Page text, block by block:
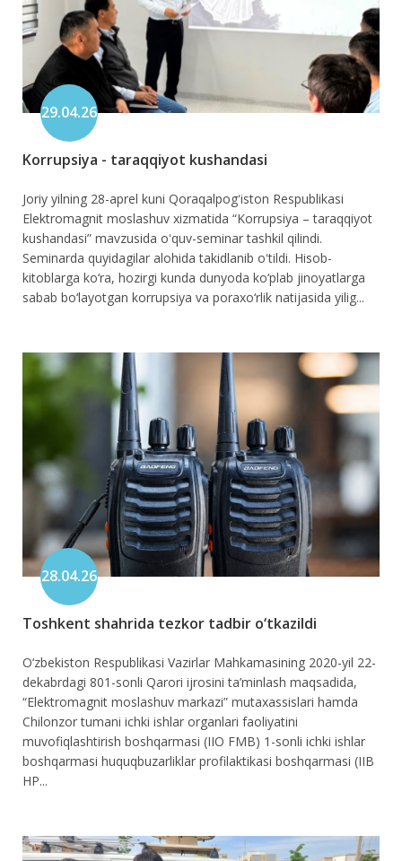
29.04.26
Korrupsiya - taraqqiyot kushandasi
Joriy yilning 28-aprel kuni Qoraqalpogʻiston Respublikasi
Elektromagnit moslashuv xizmatida “Korrupsiya – taraqqiyot
kushandasi” mavzusida oʻquv-seminar tashkil qilindi.
Seminarda quyidagilar alohida takidlanib oʻtildi. Hisob-
kitoblarga ko‘ra, hozirgi kunda dunyoda ko‘plab jinoyatlarga
sabab bo‘layotgan korrupsiya va poraxo‘rlik natijasida yilig...
28.04.26
Toshkent shahrida tezkor tadbir o‘tkazildi
O‘zbekiston Respublikasi Vazirlar Mahkamasining 2020-yil 22-
dekabrdagi 801-sonli Qarori ijrosini ta’minlash maqsadida,
“Elektromagnit moslashuv markazi” mutaxassislari hamda
Chilonzor tumani ichki ishlar organlari faoliyatini
muvofiqlashtirish boshqarmasi (IIO FMB) 1-sonli ichki ishlar
boshqarmasi huquqbuzarliklar profilaktikasi boshqarmasi (IIB
HP...